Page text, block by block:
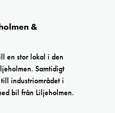
&
en stor lokal i den
Samtidigt
industriområdet i
bil från Liljeholmen.